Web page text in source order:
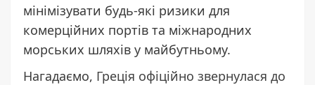
мінімізувати будь-які ризики для
комерційних портів та міжнародних
морських шляхів у майбутньому.
Нагадаємо, Греція офіційно звернулася до